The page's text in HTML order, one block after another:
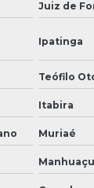
Juiz de
Ipatinga
Teófilo
Itabira
Muriaé
Manhuaçu